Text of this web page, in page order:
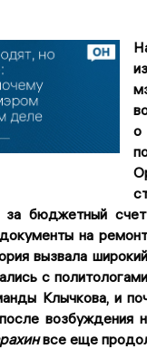
о
за бюджетный
на
вызвала
с
Клычкова, и
возбуждения
все еще